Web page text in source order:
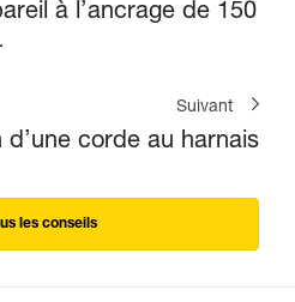
à l’ancrage de 150
Suivant
d’une corde au harnais
les conseils